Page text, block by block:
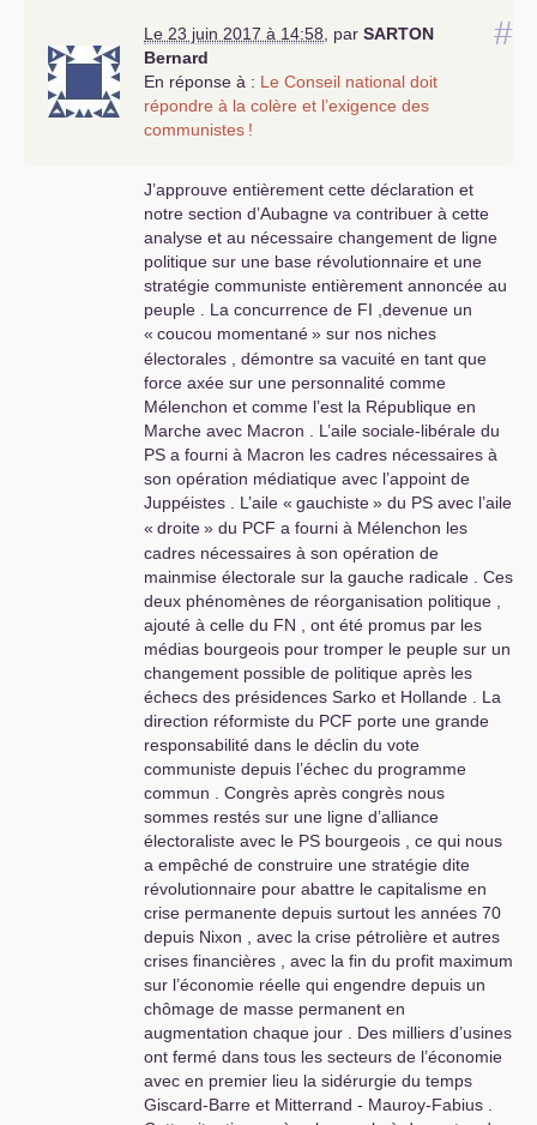
#
Le 23 juin 2017 à 14:58 par SARTON
Bernard
En réponse à : Le Conseil national doit
répondre à la colère et l’exigence des
communistes !
J’approuve entièrement cette déclaration et
notre section d’Aubagne va contribuer à cette
analyse et au nécessaire changement de ligne
politique sur une base révolutionnaire et une
stratégie communiste entièrement annoncée au
peuple . La concurrence de FI ,devenue un
« coucou momentané» sur nos niches
électorales , démontre sa vacuité en tant que
force axée sur une personnalité comme
Mélenchon et comme l’est la République en
Marche avec Macron . L’aile sociale-libérale du
PS a fourni à Macron les cadres nécessaires à
son opération médiatique avec l’appoint de
Juppéistes . L’aile « gauchiste» du PS avec l’aile
« droite» du PCF a fourni à Mélenchon les
cadres nécessaires à son opération de
mainmise électorale sur la gauche radicale . Ces
deux phénomènes de réorganisation politique ,
ajouté à celle du FN , ont été promus par les
médias bourgeois pour tromper le peuple sur un
changement possible de politique après les
échecs des présidences Sarko et Hollande . La
direction réformiste du PCF porte une grande
responsabilité dans le déclin du vote
communiste depuis l’échec du programme
commun . Congrès après congrès nous
sommes restés sur une ligne d’alliance
électoraliste avec le PS bourgeois , ce qui nous
a empêché de construire une stratégie dite
révolutionnaire pour abattre le capitalisme en
crise permanente depuis surtout les années 70
depuis Nixon , avec la crise pétrolière et autres
crises financières , avec la fin du profit maximum
sur l’économie réelle qui engendre depuis un
chômage de masse permanent en
augmentation chaque jour . Des milliers d’usines
ont fermé dans tous les secteurs de l’économie
avec en premier lieu la sidérurgie du temps
Giscard-Barre et Mitterrand - Mauroy-Fabius .